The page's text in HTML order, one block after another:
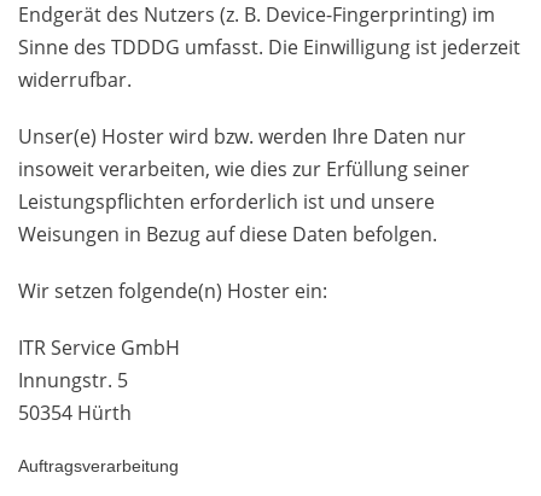
Endgerät des Nutzers (z. B. Device-Fingerprinting) im
Sinne des TDDDG umfasst. Die Einwilligung ist jederzeit
widerrufbar.
Unser(e) Hoster wird bzw. werden Ihre Daten nur
insoweit verarbeiten, wie dies zur Erfüllung seiner
Leistungspflichten erforderlich ist und unsere
Weisungen in Bezug auf diese Daten befolgen.
Wir setzen folgende(n) Hoster ein:
ITR Service GmbH
Innungstr. 5
50354 Hürth
Auftragsverarbeitung